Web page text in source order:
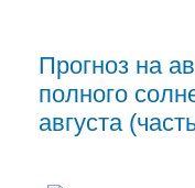
Прогноз на
полного
августа